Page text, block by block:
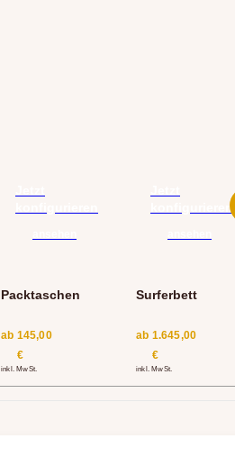
Packtaschen
ab 145,00
€
inkl. MwSt.
konfigurieren
Surferbett
ab 1.645,00
€
inkl. MwSt.